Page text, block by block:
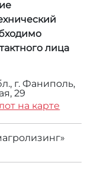
лица
г. Фаниполь,
29
на карте